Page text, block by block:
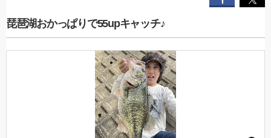
琵琶湖おかっぱりで55upキャッチ♪